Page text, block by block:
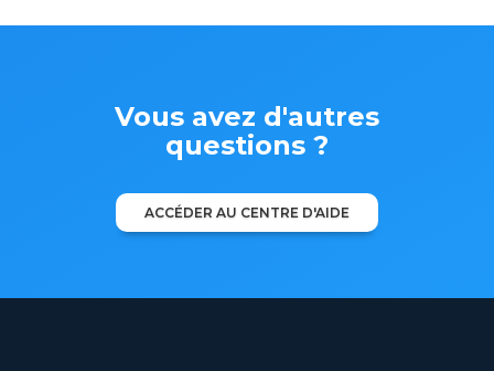
Vous avez d'autres
questions ?
ACCÉDER AU CENTRE D'AIDE